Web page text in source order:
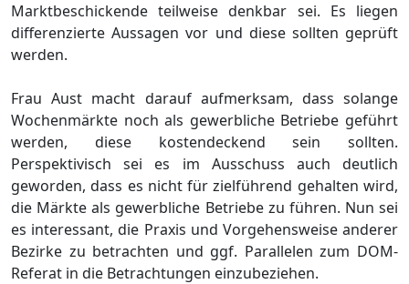
Marktbeschickende teilweise denkbar sei. Es liegen
differenzierte Aussagen vor und diese sollten geprüft
werden.
Frau Aust macht darauf aufmerksam, dass solange
Wochenmärkte nochals gewerbliche Betriebe geführt
werden, diese kostendeckendsein
sollten.
Perspektivischsei es im Ausschuss auch deutlich
geworden, dass es nicht für zielführend gehalten wird,
die Märkte als gewerbliche Betriebe zu führen. Nun sei
es interessant, die Praxis und Vorgehensweiseanderer
Bezirke zu betrachten und ggf. Parallelen zum DOM-
Referat in die Betrachtungen einzubeziehen.